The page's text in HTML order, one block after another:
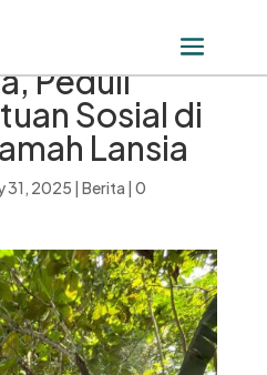
Peduli
Sosial di
Lansia
31, 2025 | Berita | 0